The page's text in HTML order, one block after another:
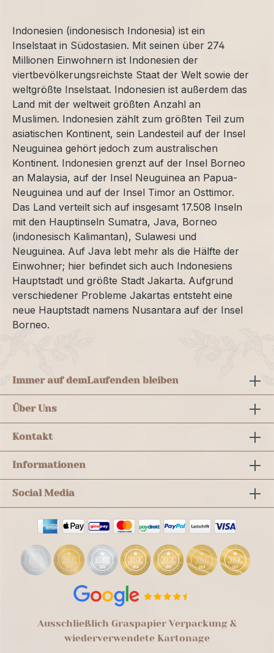
Indonesien (indonesisch Indonesia) ist ein
Inselstaat in Südostasien. Mit seinen über 274
Millionen Einwohnern ist Indonesien der
viertbevölkerungsreichste Staat der Welt sowie der
weltgrößte Inselstaat. Indonesien ist außerdem das
Land mit der weltweit größten Anzahl an
Muslimen. Indonesien zählt zum größten Teil zum
asiatischen Kontinent, sein Landesteil auf der Insel
Neuguinea gehört jedoch zum australischen
Kontinent. Indonesien grenzt auf der Insel Borneo
an Malaysia, auf der Insel Neuguinea an Papua-
Neuguinea und auf der Insel Timor an Osttimor.
Das Land verteilt sich auf insgesamt 17.508 Inseln
mit den Hauptinseln Sumatra, Java, Borneo
(indonesisch Kalimantan), Sulawesi und
Neuguinea. Auf Java lebt mehr als die Hälfte der
Einwohner; hier befindet sich auch Indonesiens
Hauptstadt und größte Stadt Jakarta. Aufgrund
verschiedener Probleme Jakartas entsteht eine
neue Hauptstadt namens Nusantara auf der Insel
Borneo.
Immer auf demLaufenden bleiben
Über Uns
Kontakt
Informationen
Social Media
Ausschließlich Graspapier Verpackung &
wiederverwendete Kartonage